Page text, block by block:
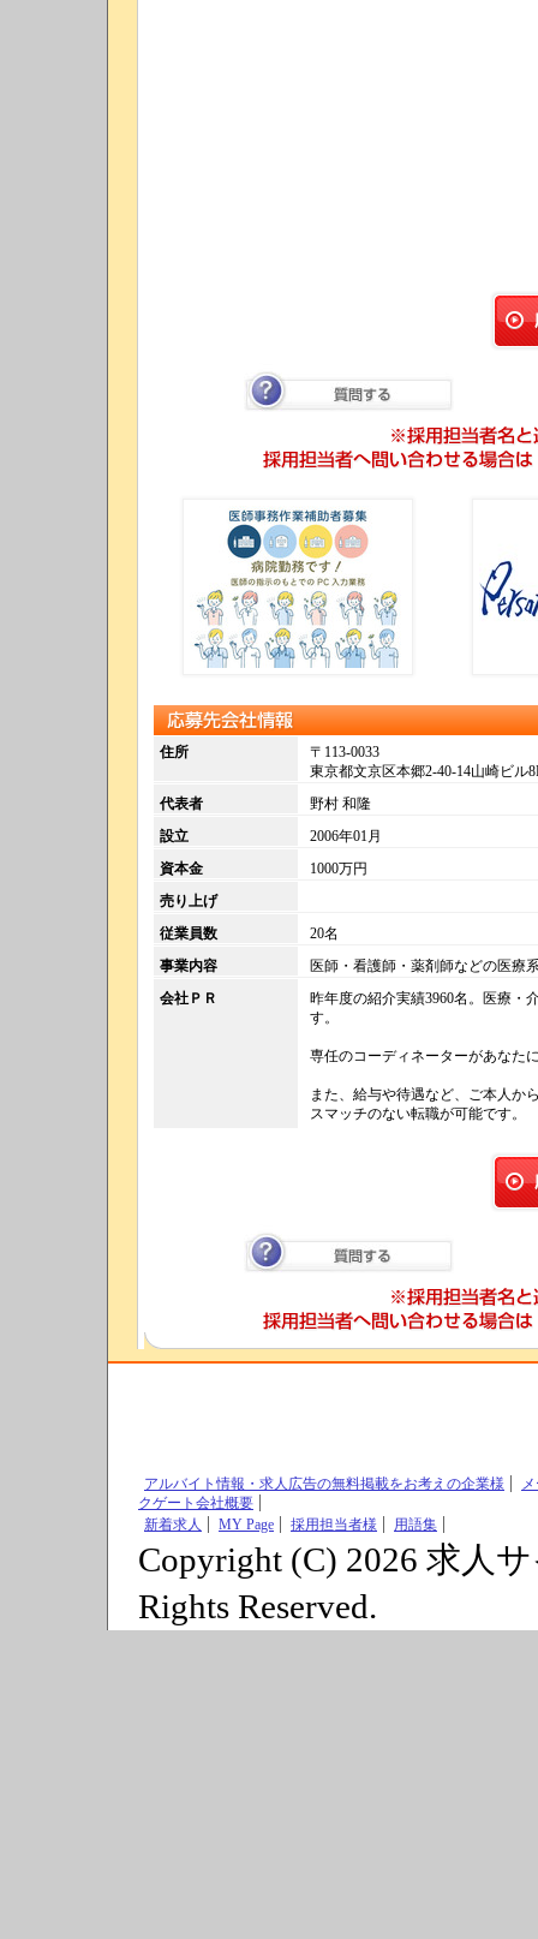
応募先会社情報
住所
〒113-0033
東京都文京区本郷2-40-14山崎ビル
代表者
野村 和隆
設立
2006年01月
資本金
1000万円
売り上げ
従業員数
20名
事業内容
医師・看護師・薬剤師などの医療
会社ＰＲ
昨年度の紹介実績3960名。医療・
す。
専任のコーディネーターがあなた
また、給与や待遇など、ご本人か
スマッチのない転職が可能です。
アルバイト情報・求人広告の無料掲載をお考えの企業様
クゲート会社概要
新着求人
MY Page 採用担当者様 用語集
Copyright (C) 2026 求人
Rights Reserved.